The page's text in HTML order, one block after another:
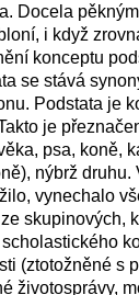
Docela
i když
konceptu
se stává
Podstata je
je
psa, koně,
nýbrž
vynechalo
skupinových,
(ztotožněné s
životosprávy,